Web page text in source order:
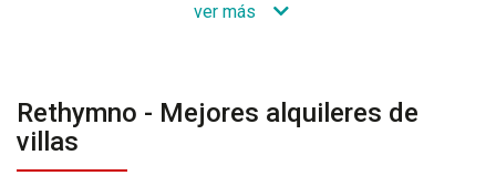
ver más
Rethymno - Mejores alquileres de
villas